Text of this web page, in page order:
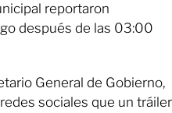
reportaron
después de las 03:00
General de Gobierno,
sociales que un tráiler